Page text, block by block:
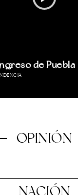
de Puebla
OPINIÓN
NACIÓN